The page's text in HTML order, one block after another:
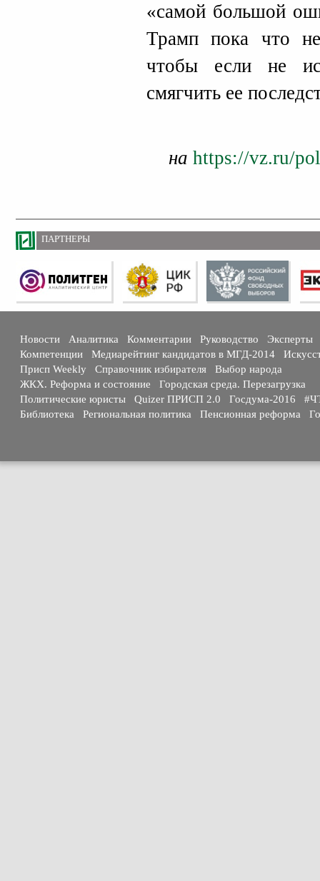
«самой большой
Трамп пока что
чтобы если не
смягчить ее
на https://vz.ru/
ПАРТНЕРЫ
Новости Аналитика Комментарии Руководство
Эксперты
Компетенции
Медиарейтинг кандидатов в МГД-2014
Присп Weekly
Справочник избирателя
Выбор народа
ЖКХ. Реформа и состояние
Городская среда. Перезагрузка
Политические юристы
Quizer ПРИСП 2.0 Госдума-2016
Библиотека
Региональная политика Пенсионная реформа